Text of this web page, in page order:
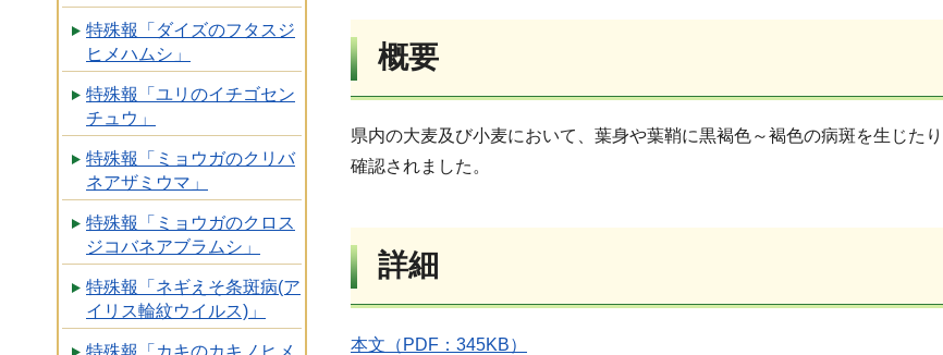
特殊報「ダイズのフタスジ
ヒメハムシ」
特殊報「ユリのイチゴセン
チュウ」
特殊報「ミョウガのクリバ
ネアザミウマ」
特殊報「ミョウガのクロス
ジコバネアブラムシ」
特殊報「ネギえそ条斑病(ア
イリス輪紋ウイルス)」
特殊報「カキのカキノヒメ
概要
県内の大麦及び小麦において、葉身や葉鞘に黒褐色～褐色の病斑を生じた
確認されました。
詳細
本文（PDF：345KB）